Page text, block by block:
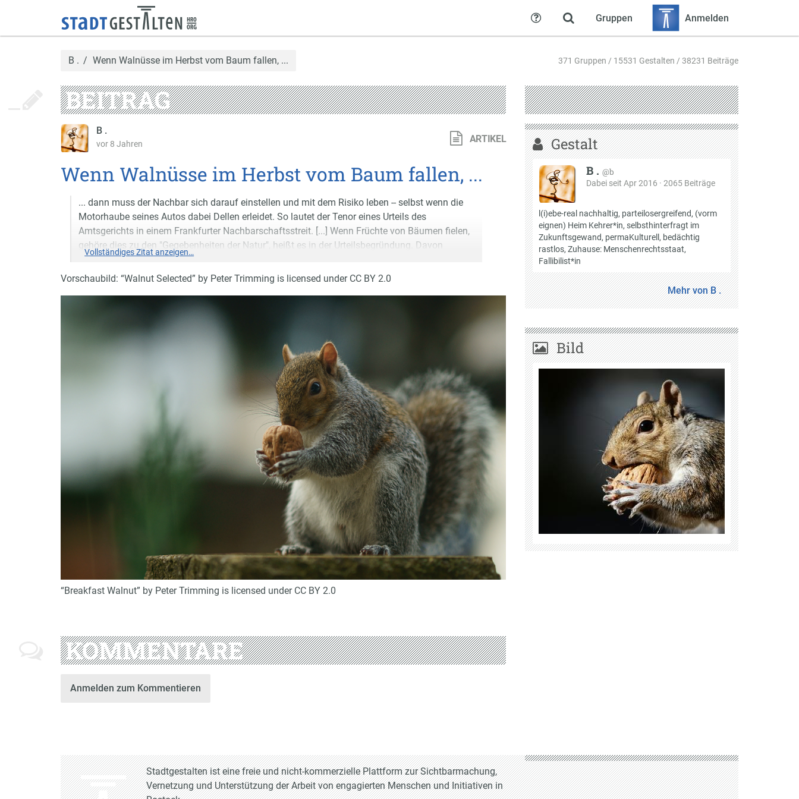
Gruppen Anmelden
Hilfe
B . Wenn Walnüsse im Herbst vom Baum fallen, ... 371 Gruppen / 15531 Gestalten / 38231 Beiträge
BEITRAG
B .
vor 8 Jahren ARTIKEL
Wenn Walnüsse im Herbst vom Baum fallen, ...
... dann muss der Nachbar sich darauf einstellen und mit dem Risiko leben -- selbst wenn die
Motorhaube seines Autos dabei Dellen erleidet. So lautet der Tenor eines Urteils des
Amtsgerichts in einem Frankfurter Nachbarschaftsstreit. [...] Wenn Früchte von Bäumen fielen,
gehöre dies zu den "Gegebenheiten der Natur", heißt es in der Urteilsbegründung. Davon
Betroffene hätten dies als natürliches Lebensrisiko zu tragen.
-- faz.net 26.01.2018
Vollständiges Zitat anzeigen…
Vorschaubild: “Walnut Selected” by Peter Trimming is licensed under CC BY 2.0
“Breakfast Walnut” by Peter Trimming is licensed under CC BY 2.0
KOMMENTARE
Anmelden zum Kommentieren
Gestalt
B . @b
Dabei seit Apr 2016 · 2065 Beiträge
l(i)ebe-real nachhaltig, parteilosergreifend, (vorm
eignen) Heim Kehrer*in, selbsthinterfragt im
Zukunftsgewand, permaKulturell, bedächtig
rastlos, Zuhause: Menschenrechtsstaat,
Fallibilist*in
Mehr von B .
Bild
Stadtgestalten ist eine freie und nicht-kommerzielle Plattform zur Sichtbarmachung,
Vernetzung und Unterstützung der Arbeit von engagierten Menschen und Initiativen in